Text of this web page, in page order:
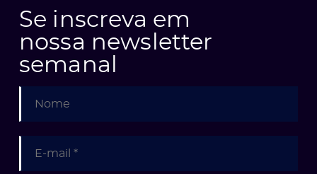
Se inscreva em
nossa newsletter
semanal